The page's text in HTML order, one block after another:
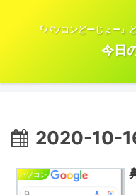
『パソコンどーじょー
今日
2020-10-
パソコン